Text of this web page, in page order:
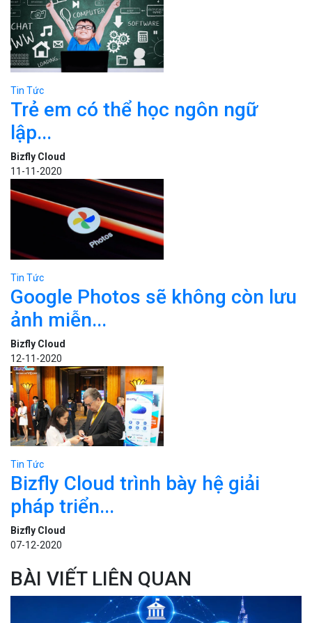
Tin Tức
Trẻ em có thể học ngôn ngữ
lập...
Bizfly Cloud
11-11-2020
Tin Tức
Google Photos sẽ không còn lưu
ảnh miễn...
Bizfly Cloud
12-11-2020
Tin Tức
Bizfly Cloud trình bày hệ giải
pháp triển...
Bizfly Cloud
07-12-2020
BÀI VIẾT LIÊN QUAN